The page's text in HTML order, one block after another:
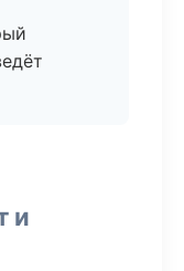
и